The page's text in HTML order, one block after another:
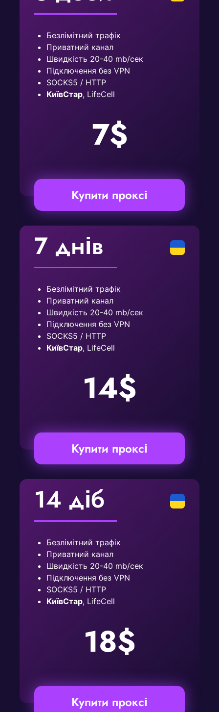
Безлімітний трафік
Приватний канал
Швидкість 20-40 mb/сек
Підключення без VPN
SOCKS5 / HTTP
КиївСтар, LifeCell
7$
Купити проксі
7 днів
Безлімітний трафік
Приватний канал
Швидкість 20-40 mb/сек
Підключення без VPN
SOCKS5 / HTTP
КиївСтар, LifeCell
14$
Купити проксі
14 діб
Безлімітний трафік
Приватний канал
Швидкість 20-40 mb/сек
Підключення без VPN
SOCKS5 / HTTP
КиївСтар, LifeCell
18$
Купити проксі